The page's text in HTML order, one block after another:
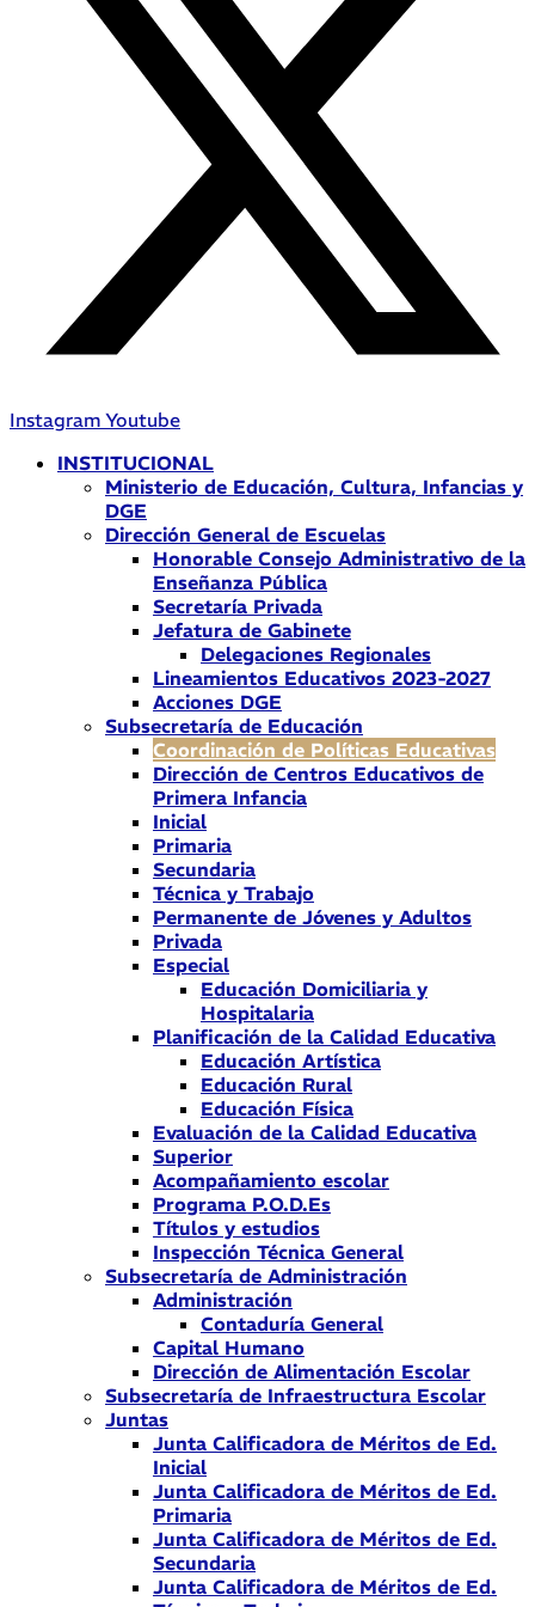
Instagram Youtube
INSTITUCIONAL
Ministerio de Educación, Cultura, Infancias y
DGE
Dirección General de Escuelas
Honorable Consejo Administrativo de la
Enseñanza Pública
Secretaría Privada
Jefatura de Gabinete
Delegaciones Regionales
Lineamientos Educativos 2023-2027
Acciones DGE
Subsecretaría de Educación
Coordinación de Políticas Educativas
Dirección de Centros Educativos de
Primera Infancia
Inicial
Primaria
Secundaria
Técnica y Trabajo
Permanente de Jóvenes y Adultos
Privada
Especial
Educación Domiciliaria y
Hospitalaria
Planificación de la Calidad Educativa
Educación Artística
Educación Rural
Educación Física
Evaluación de la Calidad Educativa
Superior
Acompañamiento escolar
Programa P.O.D.Es
Títulos y estudios
Inspección Técnica General
Subsecretaría de Administración
Administración
Contaduría General
Capital Humano
Dirección de Alimentación Escolar
Subsecretaría de Infraestructura Escolar
Juntas
Junta Calificadora de Méritos de Ed.
Inicial
Junta Calificadora de Méritos de Ed.
Primaria
Junta Calificadora de Méritos de Ed.
Secundaria
Junta Calificadora de Méritos de Ed.